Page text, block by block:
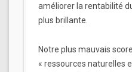
améliorer la rentabilité
plus brillante.
Notre plus mauvais
« ressources naturelles